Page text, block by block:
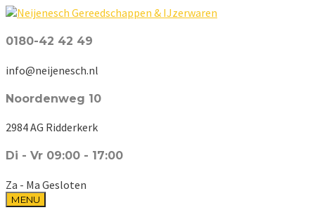
0180-42 42 49
info@neijenesch.nl
Noordenweg 10
2984 AG Ridderkerk
Di - Vr 09:00 - 17:00
Za - Ma Gesloten
MENU